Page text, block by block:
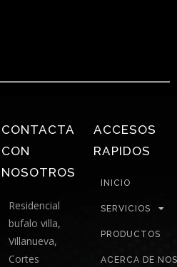
CONTACTA
CON
NOSOTROS
Residencial
bufalo villa,
Villanueva,
Cortes
ACCESOS
RAPIDOS
INICIO
SERVICIOS
PRODUCTOS
ACERCA DE